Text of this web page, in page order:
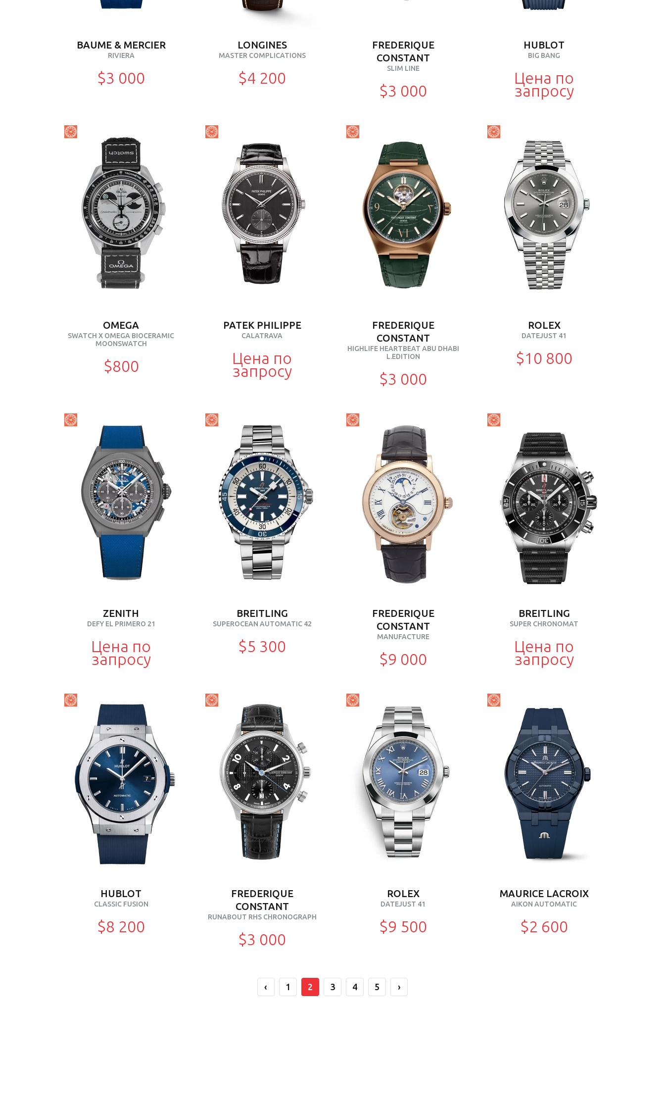
BAUME & MERCIER
RIVIERA
$3 000
LONGINES
MASTER COMPLICATIONS
$4 200
FREDERIQUE
CONSTANT
SLIM LINE
$3 000
HUBLOT
BIG BANG
Цена по
запросу
OMEGA
SWATCH X OMEGA BIOCERAMIC
MOONSWATCH
$800
PATEK PHILIPPE
CALATRAVA
Цена по
запросу
FREDERIQUE
CONSTANT
HIGHLIFE HEARTBEAT ABU DHABI
L.EDITION
$3 000
ROLEX
DATEJUST 41
$10 800
ZENITH
DEFY EL PRIMERO 21
Цена по
запросу
BREITLING
SUPEROCEAN AUTOMATIC 42
$5 300
FREDERIQUE
CONSTANT
MANUFACTURE
$9 000
BREITLING
SUPER CHRONOMAT
Цена по
запросу
HUBLOT
CLASSIC FUSION
$8 200
FREDERIQUE
CONSTANT
RUNABOUT RHS CHRONOGRAPH
$3 000
ROLEX
DATEJUST 41
$9 500
MAURICE LACROIX
AIKON AUTOMATIC
$2 600
‹ 1 2 3 4 5 ›